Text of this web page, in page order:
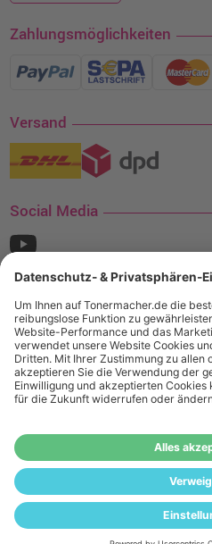
Zahlungsmöglichkeiten
Versand
Social Media
¹ Nur gültig für den Versand innerhalb
von mindestens 35€ (inkl. Mwst.) an
Versand für Sie kostenfrei.
Das Angebot
nicht an Wiederverkäufer.
registrieren Sie sich bitte in